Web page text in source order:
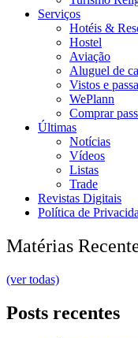
Serviços
Hotéis &
Hostel
Aviação
Aluguel de
Vistos e
WePlann
Comprar
Últimas
Notícias
Vídeos
Listas
Trade
Revistas Digitais
Política de
Matérias
(ver todas)
Posts recentes